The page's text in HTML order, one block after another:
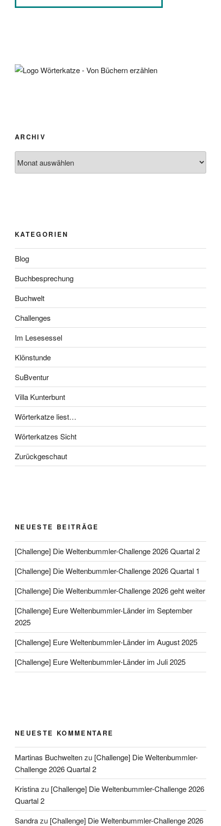
ARCHIV
KATEGORIEN
Blog
Buchbesprechung
Buchwelt
Challenges
Im Lesesessel
Klönstunde
SuBventur
Villa Kunterbunt
Wörterkatze liest…
Wörterkatzes Sicht
Zurückgeschaut
NEUESTE BEITRÄGE
[Challenge] Die Weltenbummler-Challenge 2026 Quartal 2
[Challenge] Die Weltenbummler-Challenge 2026 Quartal 1
[Challenge] Die Weltenbummler-Challenge 2026 geht weiter
[Challenge] Eure Weltenbummler-Länder im September
2025
[Challenge] Eure Weltenbummler-Länder im August 2025
[Challenge] Eure Weltenbummler-Länder im Juli 2025
NEUESTE KOMMENTARE
Martinas Buchweltenzu [Challenge] Die Weltenbummler-
Challenge 2026 Quartal 2
Kristinazu [Challenge] Die Weltenbummler-Challenge 2026
Quartal 2
Sandrazu [Challenge] Die Weltenbummler-Challenge 2026